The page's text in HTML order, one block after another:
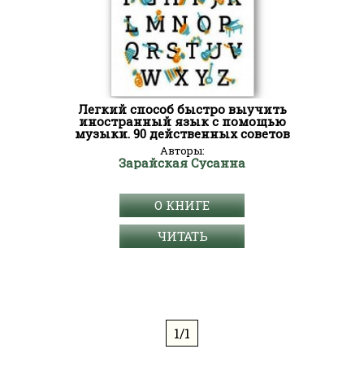
Легкий способ быстро выучить
иностранный язык с помощью
музыки. 90 действенных советов
Авторы:
Зарайская Сусанна
О КНИГЕ
ЧИТАТЬ
1/1